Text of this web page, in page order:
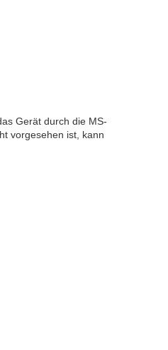
Gerät durch die MS-
vorgesehen ist, kann